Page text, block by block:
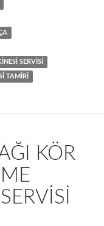
SERVISI
TAMIRI
KÖR